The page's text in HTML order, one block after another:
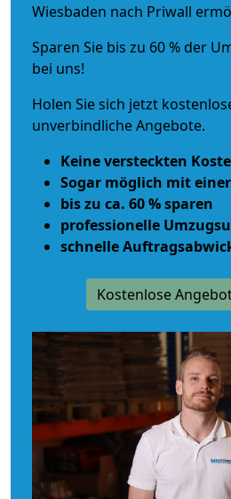
Wiesbaden nach Priwall
Sparen Sie bis zu 60 % der
bei uns!
Holen Sie sich jetzt
unverbindliche Angebote.
Keine versteckten
Sogar möglich mit
bis zu ca. 60 % sparen
professionelle
schnelle
Kostenlose